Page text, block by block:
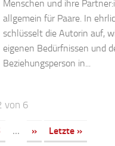
Menschen und ihre
allgemein für Paare. In
schlüsselt die Autorin auf,
eigenen Bedürfnissen und
Beziehungsperson in...
von 6
... » Letzte »